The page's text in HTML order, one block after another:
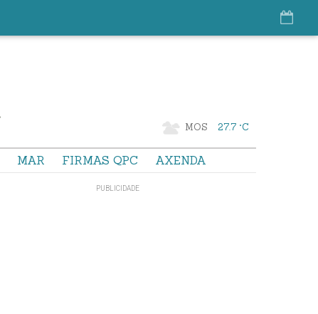
MOS 27.7 °C
MAR FIRMAS QPC AXENDA